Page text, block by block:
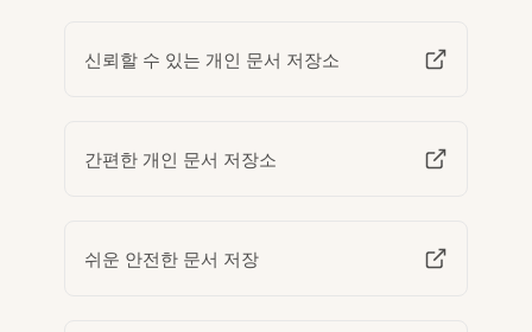
신뢰할 수 있는 개인 문서 저장소
간편한 개인 문서 저장소
쉬운 안전한 문서 저장